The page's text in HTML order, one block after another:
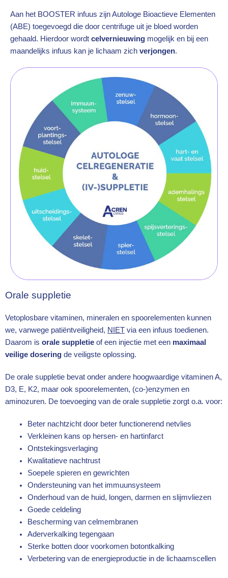
Aan het BOOSTER infuus zijn Autologe Bioactieve Elementen
(ABE) toegevoegd die door centrifuge uit je bloed worden
gehaald. Hierdoor wordt celvernieuwing mogelijk en bij een
maandelijks infuus kan je lichaam zich verjongen.
Orale suppletie
Vetoplosbare vitaminen, mineralen en spoorelementen kunnen
we, vanwege patiëntveiligheid, NIET via een infuus toedienen.
Daarom is orale suppletie of een injectie met een maximaal
veilige dosering de veiligste oplossing.
De orale suppletie bevat onder andere hoogwaardige vitaminen A,
D3, E, K2, maar ook spoorelementen, (co-)enzymen en
aminozuren. De toevoeging van de orale suppletie zorgt o.a. voor:
Beter nachtzicht door beter functionerend netvlies
Verkleinen kans op hersen- en hartinfarct
Ontstekingsverlaging
Kwalitatieve nachtrust
Soepele spieren en gewrichten
Ondersteuning van het immuunsysteem
Onderhoud van de huid, longen, darmen en slijmvliezen
Goede celdeling
Bescherming van celmembranen
Aderverkalking tegengaan
Sterke botten door voorkomen botontkalking
Verbetering van de energieproductie in de lichaamscellen